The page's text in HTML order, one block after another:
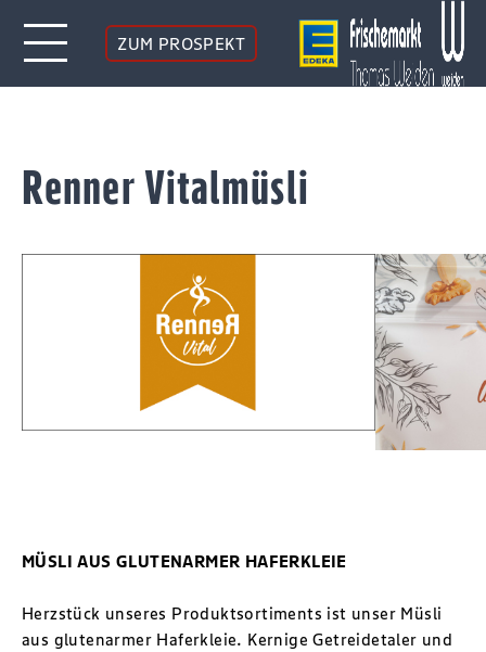
ZUM PROSPEKT
Renner Vitalmüsli
MÜSLI AUS GLUTENARMER HAFERKLEIE
Herzstück unseres Produktsortiments ist unser Müsli
aus glutenarmer Haferkleie. Kernige Getreidetaler und